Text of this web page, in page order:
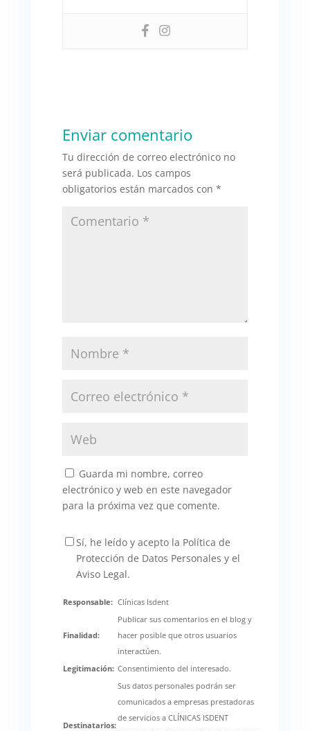
Enviar comentario
Tu dirección de correo electrónico no
será publicada. Los campos
obligatorios están marcados con *
Guarda mi nombre, correo
electrónico y web en este navegador
para la próxima vez que comente.
Sí, he leído y acepto la Política de
Protección de Datos Personales y el
Aviso Legal.
Responsable: Clínicas Isdent
Finalidad:
Publicar sus comentarios en el blog y
hacer posible que otros usuarios
interactúen.
Legitimación: Consentimiento del interesado.
Destinatarios:
Sus datos personales podrán ser
comunicados a empresas prestadoras
de servicios a CLÍNICAS ISDENT